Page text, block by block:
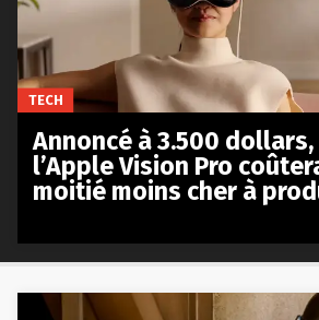
TECH
Annoncé à 3.500 dollars,
l’Apple Vision Pro
moitié moins cher à